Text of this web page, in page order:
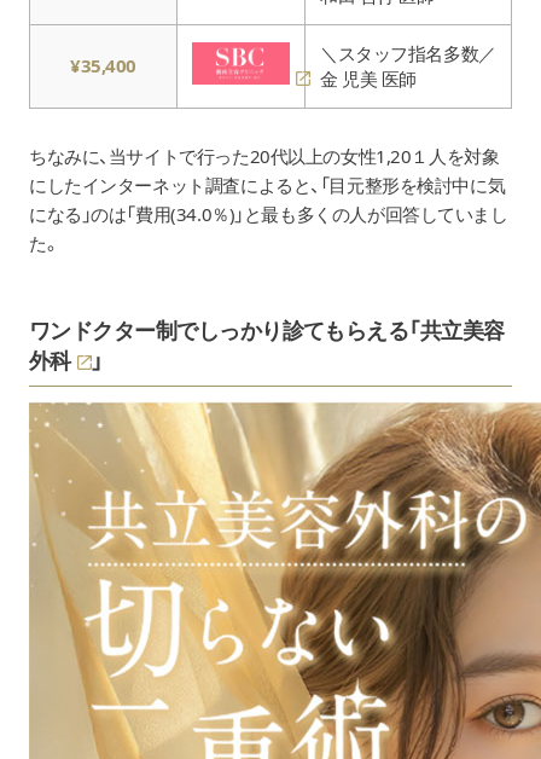
¥35,400
＼スタッフ指名多数／
金 児美 医師
ちなみに、当サイトで行った20代以上の女性1,20１人を対象
にしたインターネット調査によると、「目元整形を検討中に気
になる」のは「費用(34.0％)」と最も多くの人が回答していまし
た。
ワンドクター制でしっかり診てもらえる「共立美容
外科
」